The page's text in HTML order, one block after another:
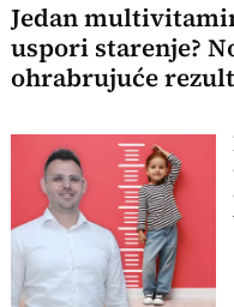
Jedan
uspori starenje?
ohrabrujuće